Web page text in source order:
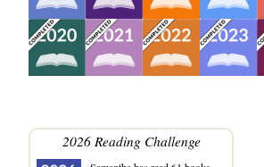
2026 Reading Challenge